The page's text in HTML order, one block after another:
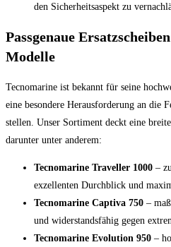
den Sicherheitsaspekt zu
Passgenaue
Modelle
Tecnomarine ist bekannt für seine
eine besondere Herausforderung an die
stellen. Unser Sortiment deckt eine
darunter unter anderem:
Tecnomarine Traveller 1000 –
exzellenten Durchblick und
Tecnomarine Captiva 750 –
und widerstandsfähig gegen
Tecnomarine Evolution 950 –